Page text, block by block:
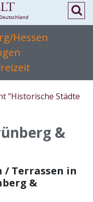
Hessen
"Historische Städte
&
Terrassen in
&